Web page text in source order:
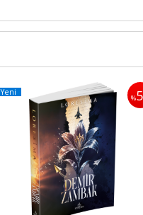
%
Yeni